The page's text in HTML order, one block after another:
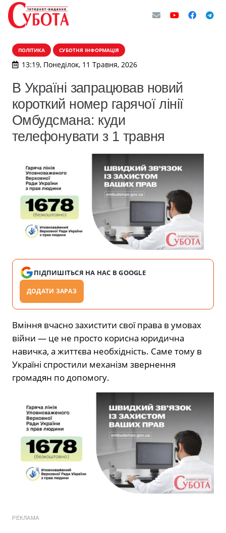
ПОЛІТИКА СУБОТНЯ ІНФОРМАЦІЯ
13:19, Понеділок, 11 Травня, 2026
В Україні запрацював новий
короткий номер гарячої лінії
Омбудсмана: куди
телефонувати з 1 травня
ПІДПИШІТЬСЯ НА НАС В GOOGLE
ДОДАТИ ЗАРАЗ
Вміння вчасно захистити свої права в умовах
війни — це не просто корисна юридична
навичка, а життєва необхідність. Саме тому в
Україні спростили механізм звернення
громадян по допомогу.
РЕКЛАМА